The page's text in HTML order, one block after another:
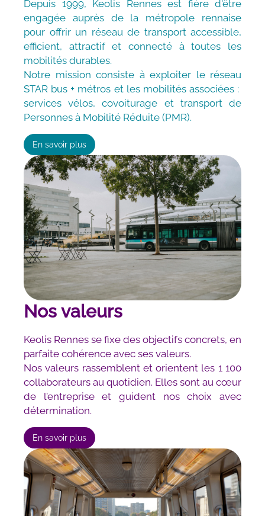
Depuis 1999, Keolis Rennes est fière d'être
engagée auprès de la métropole rennaise
pour offrir un réseau de transport accessible,
efficient, attractif et connecté à toutes les
mobilités durables.
Notre mission consiste à exploiter le réseau
STAR bus + métros et les mobilités associées :
services vélos, covoiturage et transport de
Personnes à Mobilité Réduite (PMR).
En savoir plus
Nos valeurs
Keolis Rennes se fixe des objectifs concrets, en
parfaite cohérence avec ses valeurs.
Nos valeurs rassemblent et orientent les 1 100
collaborateurs au quotidien. Elles sont au cœur
de l’entreprise et guident nos choix avec
détermination.
En savoir plus